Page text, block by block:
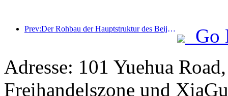
Prev:Der Rohbau der Hauptstruktur des Beijing Haichang Ocean Park soll bis Ende des Jahres fertiggestellt sein; die Fertigstellung und Eröffnung werden für das Jahr 2027 erwartet.
Go
Adresse: 101 Yuehua
Freihandelszone und